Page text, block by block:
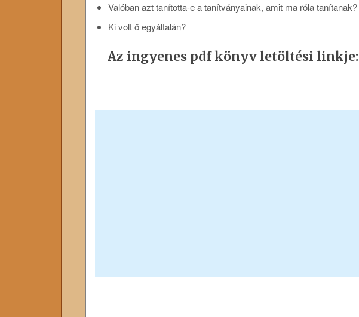
Valóban azt tanította-e a tanítványainak, amit ma róla tanítanak?
Ki volt ő egyáltalán?
Az ingyenes pdf könyv letöltési linkje: